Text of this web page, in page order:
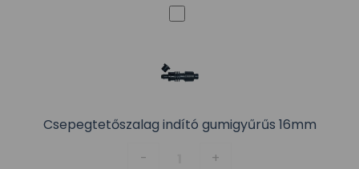
Csepegtetőszalag indító gumigyűrűs 16mm
-
Csepegtetőszalag indító
+